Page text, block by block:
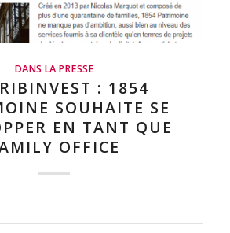
DANS LA PRESSE
: 1854
SOUHAITE SE
EN TANT QUE
OFFICE